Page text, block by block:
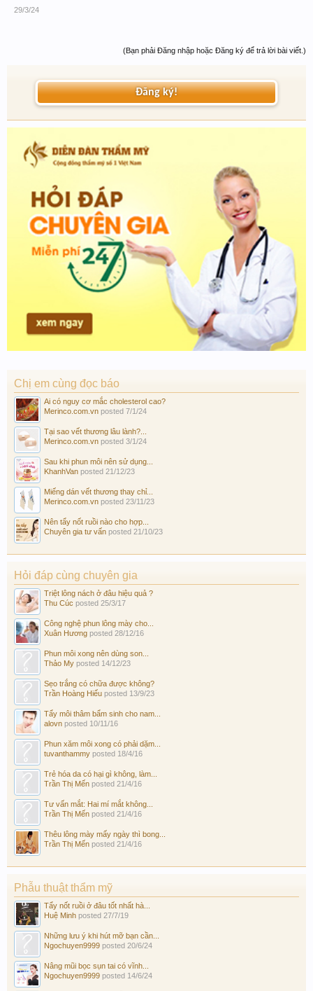
29/3/24
(Bạn phải Đăng nhập hoặc Đăng ký để trả lời bài viết.)
Đăng ký!
Chị em cùng đọc báo
Ai có nguy cơ mắc cholesterol cao?
Merinco.com.vn posted 7/1/24
Tại sao vết thương lâu lành?...
Merinco.com.vn posted 3/1/24
Sau khi phun môi nên sử dụng...
KhanhVan posted 21/12/23
Miếng dán vết thương thay chỉ...
Merinco.com.vn posted 23/11/23
Nên tẩy nốt ruồi nào cho hợp...
Chuyên gia tư vấn posted 21/10/23
Hỏi đáp cùng chuyên gia
Triệt lông nách ở đâu hiệu quả ?
Thu Cúc posted 25/3/17
Công nghệ phun lông mày cho...
Xuân Hương posted 28/12/16
Phun môi xong nên dùng son...
Thảo My posted 14/12/23
Sẹo trắng có chữa được không?
Trần Hoàng Hiếu posted 13/9/23
Tẩy môi thâm bẩm sinh cho nam...
alovn posted 10/11/16
Phun xăm môi xong có phải dặm...
tuvanthammy posted 18/4/16
Trẻ hóa da có hại gì không, làm...
Trần Thị Mến posted 21/4/16
Tư vấn mắt: Hai mí mắt không...
Trần Thị Mến posted 21/4/16
Thêu lông mày mấy ngày thì bong...
Trần Thị Mến posted 21/4/16
Phẫu thuật thẩm mỹ
Tẩy nốt ruồi ở đâu tốt nhất hà...
Huệ Minh posted 27/7/19
Những lưu ý khi hút mỡ bạn cần...
Ngochuyen9999 posted 20/6/24
Nâng mũi bọc sụn tai có vĩnh...
Ngochuyen9999 posted 14/6/24